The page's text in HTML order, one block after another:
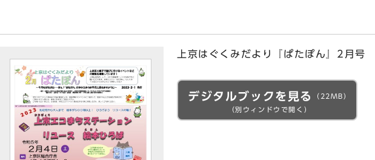
上京はぐくみだより『ぱたぽん』2月号
デジタルブックを見る
（22MB）
（別ウィンドウで開く）